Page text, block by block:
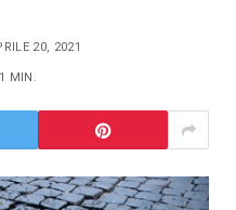
20, 2021
MIN.